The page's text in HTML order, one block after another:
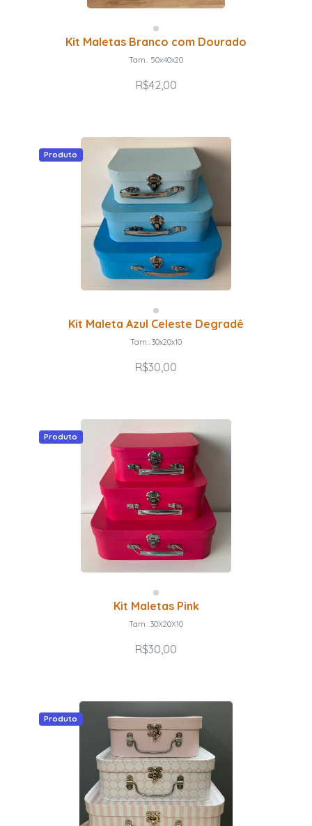
Kit Maletas Branco com Dourado
Tam.: 50x40x20
R$42,00
Kit Maleta Azul Celeste Degradê
Produto
Tam.: 30x20x10
R$30,00
Kit Maletas Pink
Produto
Tam.: 30X20X10
R$30,00
Produto